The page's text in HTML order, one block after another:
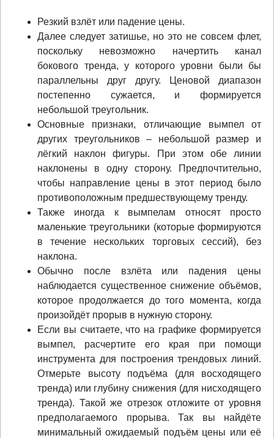
Резкий взлёт или падение цены.
Далее следует затишье, но это не совсем флет,
поскольку невозможно начертить канал
бокового тренда, у которого уровни были бы
параллельны друг другу. Ценовой диапазон
постепенно сужается, и формируется
небольшой треугольник.
Основные признаки, отличающие вымпел от
других треугольников – небольшой размер и
лёгкий наклон фигуры. При этом обе линии
наклонены в одну сторону. Предпочтительно,
чтобы направление цены в этот период было
противоположным предшествующему тренду.
Также иногда к вымпелам относят просто
маленькие треугольники (которые формируются
в течение нескольких торговых сессий), без
наклона.
Обычно после взлёта или падения цены
наблюдается существенное снижение объёмов,
которое продолжается до того момента, когда
произойдёт прорыв в нужную сторону.
Если вы считаете, что на графике формируется
вымпел, расчертите его края при помощи
инструмента для построения трендовых линий.
Отмерьте высоту подъёма (для восходящего
тренда) или глубину снижения (для нисходящего
тренда). Такой же отрезок отложите от уровня
предполагаемого прорыва. Так вы найдёте
минимальный ожидаемый подъём цены или её